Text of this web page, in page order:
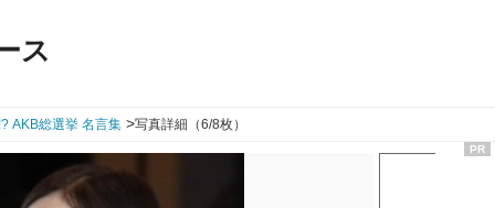
ス
AKB総選挙 名言集 >写真詳細（6/8枚）
PR